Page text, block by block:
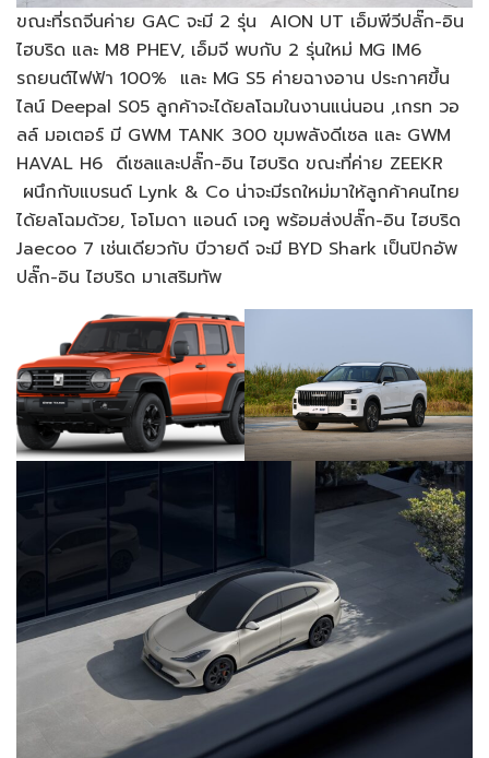
ขณะที่รถจีนค่าย GAC จะมี 2 รุ่น AION UT เอ็มพีวีปลั๊ก-อิน
ไฮบริด และ M8 PHEV, เอ็มจี พบกับ 2 รุ่นใหม่ MG IM6
รถยนต์ไฟฟ้า 100% และ MG S5 ค่ายฉางอาน ประกาศขึ้น
ไลน์ Deepal S05 ลูกค้าจะได้ยลโฉมในงานแน่นอน ,เกรท วอ
ลล์ มอเตอร์ มี GWM TANK 300 ขุมพลังดีเซล และ GWM
HAVAL H6 ดีเซลและปลั๊ก-อิน ไฮบริด ขณะที่ค่าย ZEEKR
ผนึกกับแบรนด์ Lynk & Co น่าจะมีรถใหม่มาให้ลูกค้าคนไทย
ได้ยลโฉมด้วย, โอโมดา แอนด์ เจคู พร้อมส่งปลั๊ก-อิน ไฮบริด
Jaecoo 7 เช่นเดียวกับ บีวายดี จะมี BYD Shark เป็นปิกอัพ
ปลั๊ก-อิน ไฮบริด มาเสริมทัพ